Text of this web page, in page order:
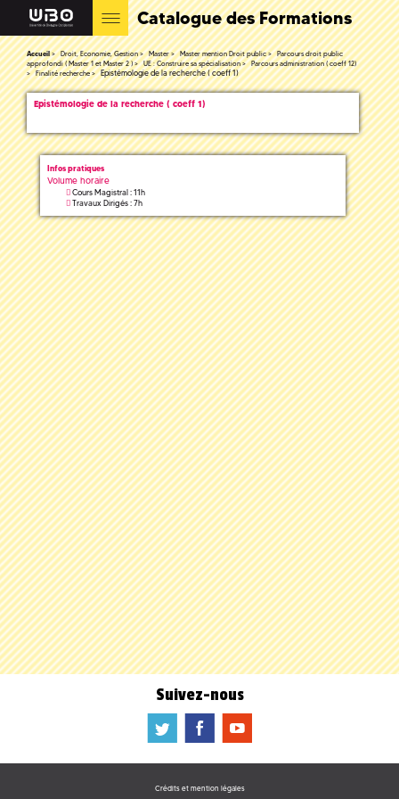
Catalogue des Formations
Accueil Droit, Economie, Gestion Master Master mention Droit public
Parcours droit public
approfondi ( Master 1 et Master 2 )
UE : Construire sa spécialisation
Parcours administration ( coeff 12)
Finalité recherche
Epistémologie de la recherche ( coeff 1)
Epistémologie de la recherche ( coeff 1)
Infos pratiques
Volume horaire
Cours Magistral : 11h
Travaux Dirigés : 7h
Suivez-nous
a b f
Crédits et mention légales